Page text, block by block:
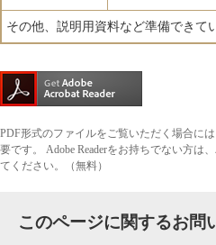
その他、説明用資料など準備できて
PDF形式のファイルをご覧いただく場合に
要です。
Adobe Readerをお持ちでない方は
てください。（無料）
このページに関するお問